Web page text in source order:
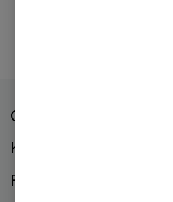
Om os
Kontorer
Presse